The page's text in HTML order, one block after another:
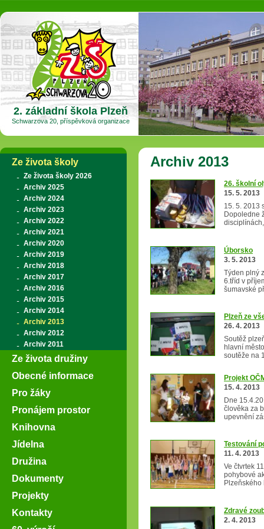
2. základní škola Plzeň
Schwarzova 20, příspěvková organizace
Archiv 2013
26. školní
15. 5. 2013
15. 5. 2013
Dopoledne
Úborsko
3. 5. 2013
Týden plný
6.tříd v
šumavské
Plzeň ze
26. 4. 2013
Soutěž
hlavní
soutěže na
Projekt
15. 4. 2013
Dne
člověka za
upevnění
Testování
11. 4. 2013
Ve čtvrtek
pohybové
Zdravé
2. 4. 2013
Ze života školy
Ze života školy 2026
Archiv 2025
Archiv 2024
Archiv 2023
Archiv 2022
Archiv 2021
Archiv 2020
Archiv 2019
Archiv 2018
Archiv 2017
Archiv 2016
Archiv 2015
Archiv 2014
Archiv 2013
Archiv 2012
Archiv 2011
Ze života družiny
Obecné informace
Pro žáky
Pronájem prostor
Knihovna
Jídelna
Družina
Dokumenty
Projekty
Kontakty